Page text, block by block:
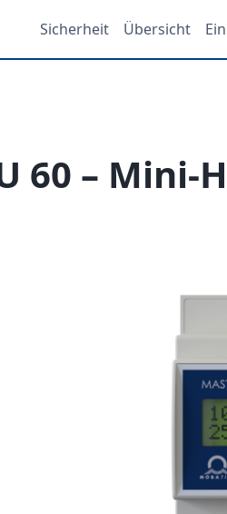
Sicherheit Übersicht
60 – Mini-